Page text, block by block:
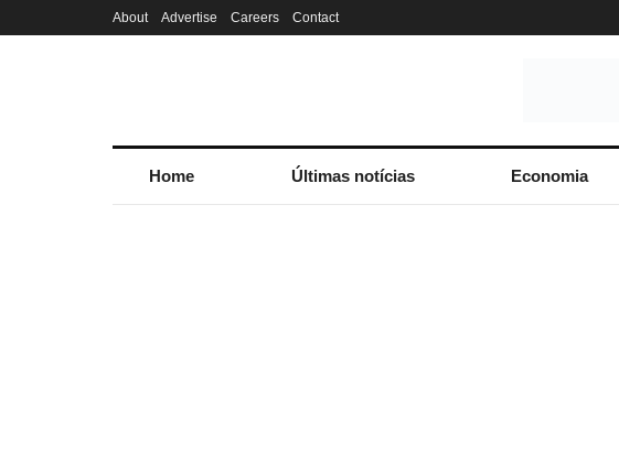
About Advertise Careers Contact
Home Últimas notícias Economia